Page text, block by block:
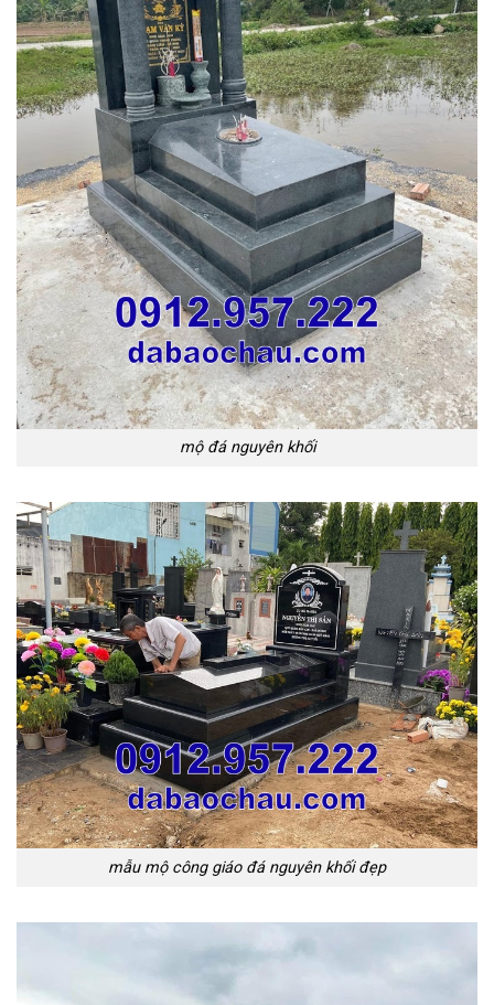
mộ đá nguyên khối
mẫu mộ công giáo đá nguyên khối đẹp